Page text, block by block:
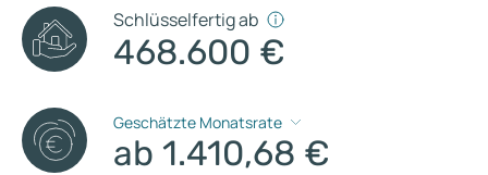
Schlüsselfertig ab
468.600 €
Geschätzte Monatsrate
ab 1.410,68 €